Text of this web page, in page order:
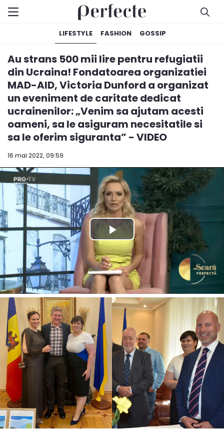
LIFESTYLE FASHION GOSSIP
16 mai 2022, 09:59
Au strans 500 mii lire pentru refugiatii
din Ucraina! Fondatoarea organizatiei
MAD-AID, Victoria Dunford a organizat
un eveniment de caritate dedicat
ucrainenilor: „Venim sa ajutam acesti
oameni, sa le asiguram necesitatile si
sa le oferim siguranta” - VIDEO